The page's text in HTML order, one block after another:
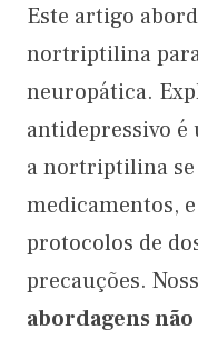
Este artigo
nortriptilina
neuropática.
antidepressivo
a nortriptilina
medicamentos,
protocolos de
precauções.
abordagens